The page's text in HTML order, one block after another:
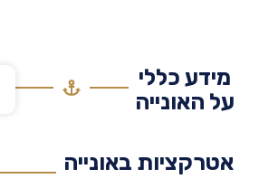
כללי
האונייה
באונייה